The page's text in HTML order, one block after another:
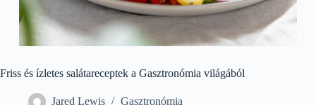
Friss és ízletes salátareceptek a Gasztronómia világából
Jared Lewis Gasztronómia